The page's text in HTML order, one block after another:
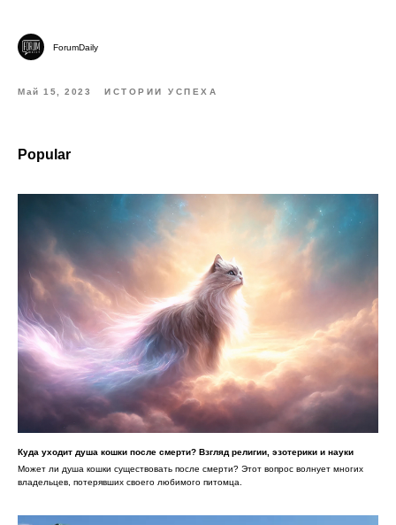
ForumDaily
Май 15, 2023 ИСТОРИИ УСПЕХА
Popular
Куда уходит душа кошки после смерти? Взгляд религии, эзотерики и науки
Может ли душа кошки существовать после смерти? Этот вопрос волнует многих
владельцев, потерявших своего любимого питомца.